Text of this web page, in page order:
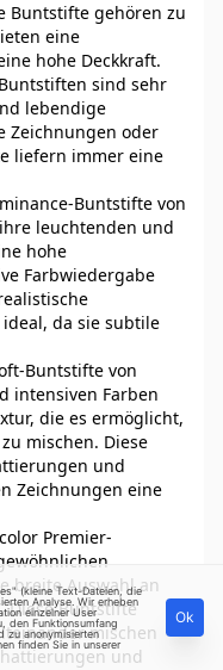
Buntstifte gehören zu
eine
hohe Deckkraft.
sind sehr
lebendige
Zeichnungen oder
liefern immer eine
Buntstifte von
leuchtenden und
hohe
Farbwiedergabe
da sie subtile
Buntstifte von
intensiven Farben
die es ermöglicht,
mischen. Diese
und
Zeichnungen eine
Premier-
breite Auswahl an
Diese Buntstifte
mischen
und
(kleine Text-Dateien, die
Analyse. Wir erheben
einzelner User
den Funktionsumfang
zu anonymisierten
finden Sie in unserer
Ok